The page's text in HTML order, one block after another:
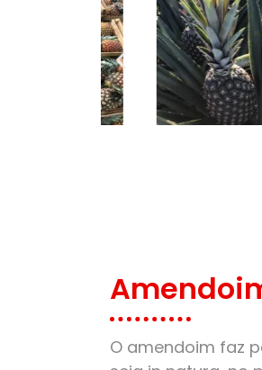
O amendoim faz